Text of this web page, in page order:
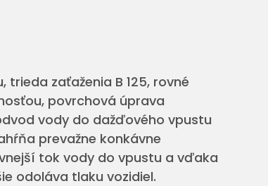
zaťaženia B 125, rovné
povrchová úprava
vody do dažďového vpustu
prevažne konkávne
tok vody do vpustu a vďaka
odoláva tlaku vozidiel.